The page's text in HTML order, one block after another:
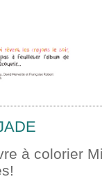
à colorier